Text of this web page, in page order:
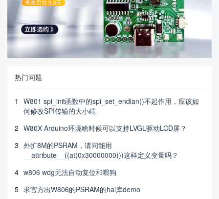
热门问题
1
W801 spi_init函数中的spi_set_endian()不起作用，应该如
何修改SPI传输的大小端
2 W80X Arduino环境啥时候可以支持LVGL驱动LCD屏？
3 外扩8M的PSRAM，请问能用
__attribute__((at(0x30000000)))这样定义变量吗？
4 w806 wdg无法自动复位和喂狗
5 求官方出W806的PSRAM的hal库demo